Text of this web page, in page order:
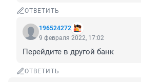
ОТВЕТИТЬ
196524272
9 февраля 2022, 17:02
Перейдите в другой банк
ОТВЕТИТЬ